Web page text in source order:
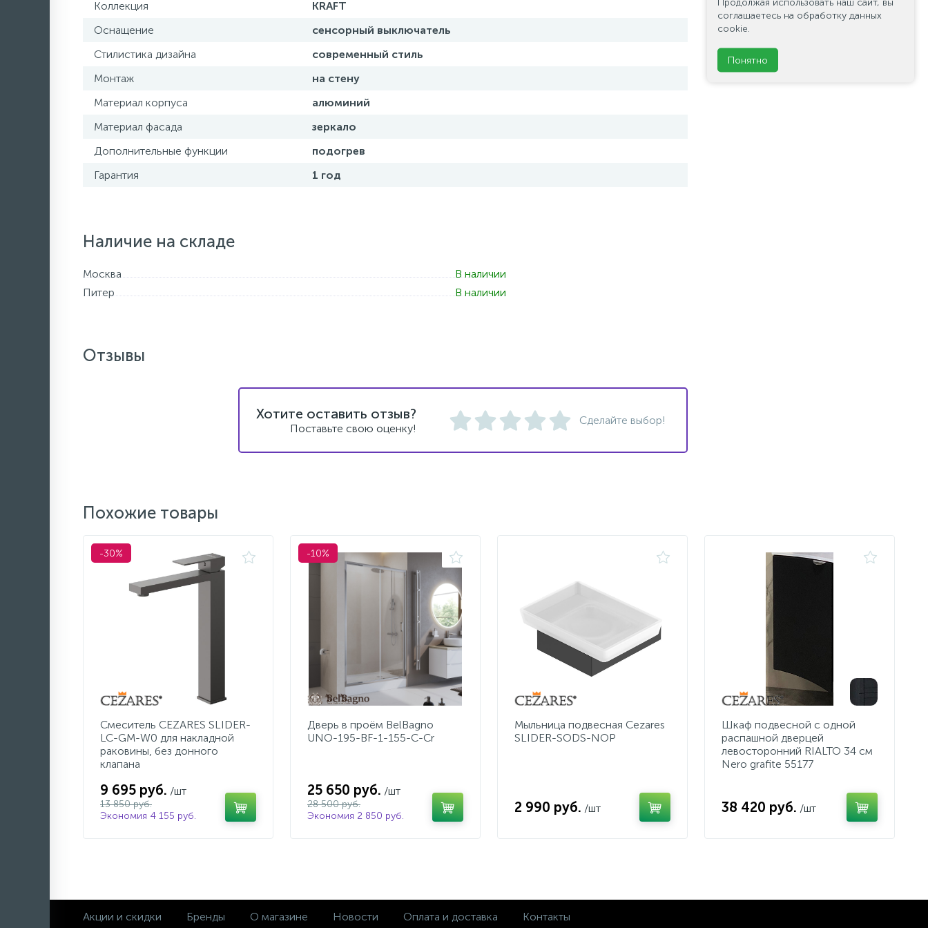
Коллекция
KRAFT
Оснащение
сенсорный выключатель
Стилистика дизайна
современный стиль
Монтаж
на стену
Материал корпуса
алюминий
Материал фасада
зеркало
Дополнительные функции
подогрев
Гарантия
1 год
Наличие на складе
Москва
В наличии
Питер
В наличии
Отзывы
Хотите оставить отзыв?
Поставьте свою оценку!
Сделайте выбор!
Похожие товары
-30%
Смеситель CEZARES SLIDER-
LC-GM-W0 для накладной
раковины, без донного
клапана
9 695 руб. /шт
13 850 руб.
Экономия 4 155 руб.
-10%
Дверь в проём BelBagno
UNO-195-BF-1-155-C-Cr
25 650 руб. /шт
28 500 руб.
Экономия 2 850 руб.
Мыльница подвесная Cezares
SLIDER-SODS-NOP
2 990 руб. /шт
Шкаф подвесной с одной
распашной дверцей
левосторонний RIALTO 34 см
Nero grafite 55177
38 420 руб. /шт
Акции и скидки Бренды О магазине Новости Оплата и доставка Контакты
соглашаетесь на обработку данных
cookie.
Понятно